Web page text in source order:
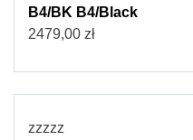
B4/BK B4/Black
2479,00 zł
zzzzz